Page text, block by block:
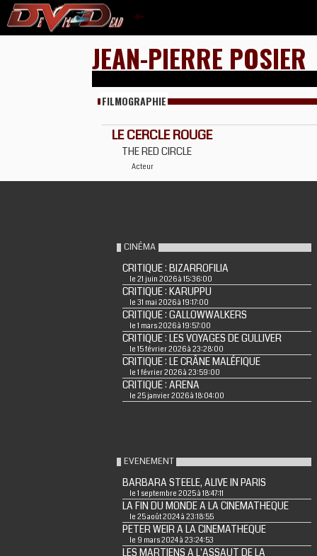
JEAN-PIERRE POSIER
FILMOGRAPHIE
LE CERCLE ROUGE
THE RED CIRCLE
Acteur
CINÉMA
CRITIQUE : BIZARROFILIA
le 21 juin 2026 à 15:36:00
CRITIQUE : KARUPPU
le 31 mai 2026 à 19:17:00
CRITIQUE : GALLOWWALKERS
le 1 mars 2026 à 19:57:00
CRITIQUE : LES VOYAGES DE GULLIVER
le 15 février 2026 à 23:28:00
CRITIQUE : LE CRÂNE MALÉFIQUE
le 1 février 2026 à 23:59:00
CRITIQUE : ARENA
le 25 janvier 2026 à 18:04:00
EVENEMENT
BARBARA STEELE, ALIVE IN PARIS
le 1 septembre 2025 à 18:47:11
LA FIN DU MONDE A LA CINEMATHEQUE
le 25 août 2024 à 23:18:55
PETER WEIR A LA CINEMATHEQUE
le 9 mars 2024 à 23:24:53
LES MARTIENS A L'ASSAUT DE LA